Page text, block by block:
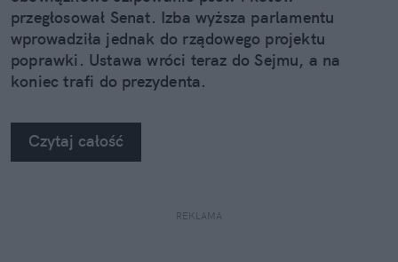
przegłosował Senat. Izba wyższa parlamentu
wprowadziła jednak do rządowego projektu
poprawki. Ustawa wróci teraz do Sejmu, a na
koniec trafi do prezydenta.
Czytaj całość
REKLAMA